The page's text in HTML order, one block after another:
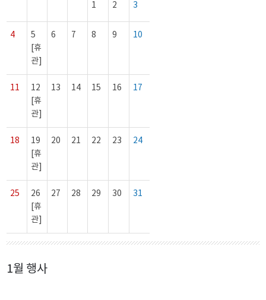
1 2 3
4
5
[휴
관]
6 7 8 9 10
11
12
[휴
관]
13 14 15 16 17
18
19
[휴
관]
20 21 22 23 24
25
26
[휴
관]
27 28 29 30 31
1월 행사